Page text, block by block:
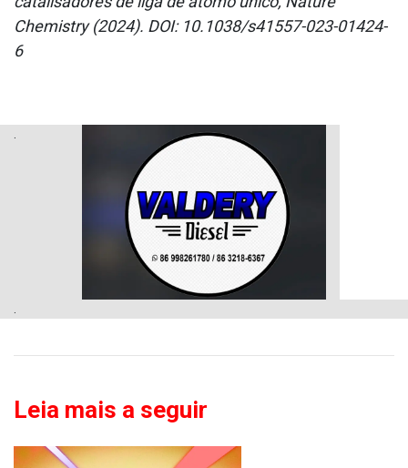
Chemistry (2024). DOI: 10.1038/s41557-023-01424-
6
.
Leia mais a seguir